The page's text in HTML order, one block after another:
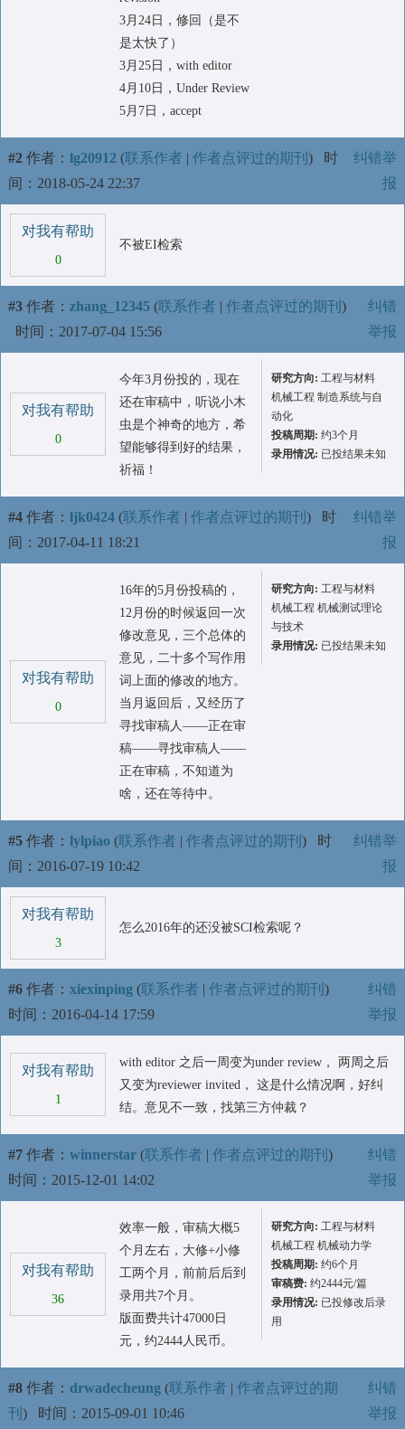
3月24日，修回（是不
是太快了）
3月25日，with editor
4月10日，Under Review
5月7日，accept
#2 作者： lg20912 (联系作者 | 作者点评过的期刊 ) 时
间：2018-05-24 22:37
纠错举
报
对我有帮助
0
不被EI检索
#3 作者： zhang_12345 (联系作者 | 作者点评过的期刊 )
时间：2017-07-04 15:56
纠错
举报
对我有帮助
0
今年3月份投的，现在
还在审稿中，听说小木
虫是个神奇的地方，希
望能够得到好的结果，
祈福！
研究方向: 工程与材料
机械工程 制造系统与自
动化
投稿周期: 约3个月
录用情况: 已投结果未知
#4 作者： ljk0424 (联系作者 | 作者点评过的期刊 ) 时
间：2017-04-11 18:21
纠错举
报
对我有帮助
0
16年的5月份投稿的，
12月份的时候返回一次
修改意见，三个总体的
意见，二十多个写作用
词上面的修改的地方。
当月返回后，又经历了
寻找审稿人——正在审
稿——寻找审稿人——
正在审稿，不知道为
啥，还在等待中。
研究方向: 工程与材料
机械工程 机械测试理论
与技术
录用情况: 已投结果未知
#5 作者： lylpiao (联系作者 | 作者点评过的期刊 ) 时
间：2016-07-19 10:42
纠错举
报
对我有帮助
3
怎么2016年的还没被SCI检索呢？
#6 作者： xiexinping (联系作者 | 作者点评过的期刊 )
时间：2016-04-14 17:59
纠错
举报
对我有帮助
1
with editor 之后一周变为under review， 两周之后
又变为reviewer invited， 这是什么情况啊，好纠
结。意见不一致，找第三方仲裁？
#7 作者： winnerstar (联系作者 | 作者点评过的期刊 )
时间：2015-12-01 14:02
纠错
举报
对我有帮助
36
效率一般，审稿大概5
个月左右，大修+小修
工两个月，前前后后到
录用共7个月。
版面费共计47000日
元，约2444人民币。
研究方向: 工程与材料
机械工程 机械动力学
投稿周期: 约6个月
审稿费: 约2444元/篇
录用情况: 已投修改后录
用
#8 作者： drwadecheung (联系作者 | 作者点评过的期
刊 ) 时间：2015-09-01 10:46
纠错
举报